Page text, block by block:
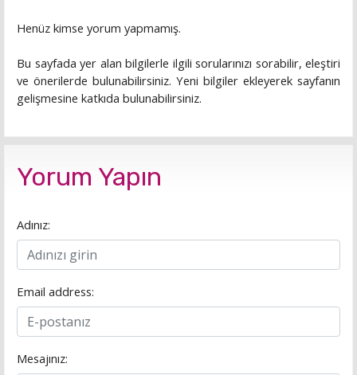
Henüz kimse yorum yapmamış.
Bu sayfada yer alan bilgilerle ilgili sorularınızı sorabilir, eleştiri
ve önerilerde bulunabilirsiniz. Yeni bilgiler ekleyerek sayfanın
gelişmesine katkıda bulunabilirsiniz.
Yorum Yapın
Adınız:
Email address:
Mesajınız: